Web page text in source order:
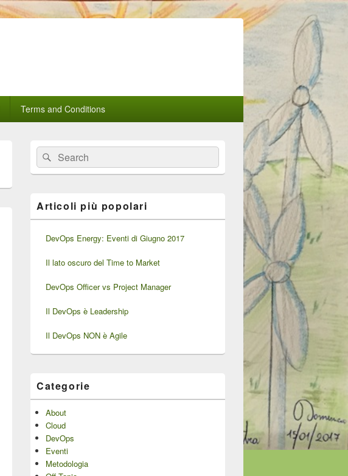
Terms and Conditions
Area
widget
barra
laterale
Cerca:Cerca
Articoli più popolari
DevOps Energy: Eventi di Giugno 2017
Il lato oscuro del Time to Market
DevOps Officer vs Project Manager
Il DevOps è Leadership
Il DevOps NON è Agile
Categorie
About
Cloud
DevOps
Eventi
Metodologia